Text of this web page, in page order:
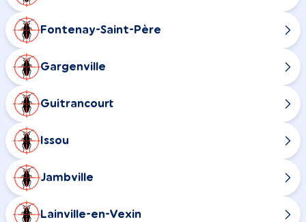
Fontenay-Saint-Père
Gargenville
Guitrancourt
Issou
Jambville
Lainville-en-Vexin